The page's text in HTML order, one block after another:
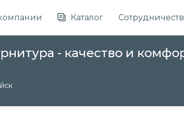
Каталог
- качество и